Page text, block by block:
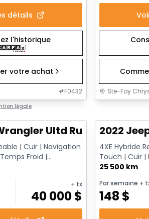
détails
l'historique
votre achat
#F0432
légale
Ste-Foy
Ultd Rubicon 4XE
| Cuir | Navigation
Froid |
+ tx
40 000$
Très bonne
2022
4XE Hybride
Touch | Cuir |
25 500 km
Par semaine +
148 $